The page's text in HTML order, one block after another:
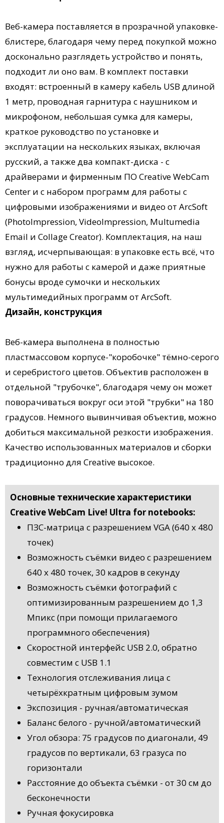
Веб-камера поставляется в прозрачной упаковке-
блистере, благодаря чему перед покупкой можно
досконально разглядеть устройство и понять,
подходит ли оно вам. В комплект поставки
входят: встроенный в камеру кабель USB длиной
1 метр, проводная гарнитура с наушником и
микрофоном, небольшая сумка для камеры,
краткое руководство по установке и
эксплуатации на нескольких языках, включая
русский, а также два компакт-диска - с
драйверами и фирменным ПО Creative WebCam
Center и с набором программ для работы с
цифровыми изображениями и видео от ArcSoft
(PhotoImpression, VideoImpression, Multumedia
Email и Collage Creator). Комплектация, на наш
взгляд, исчерпывающая: в упаковке есть всё, что
нужно для работы с камерой и даже приятные
бонусы вроде сумочки и нескольких
мультимедийных программ от ArcSoft.
Дизайн, конструкция
Веб-камера выполнена в полностью
пластмассовом корпусе-"коробочке" тёмно-серого
и серебристого цветов. Объектив расположен в
отдельной "трубочке", благодаря чему он может
поворачиваться вокруг оси этой "трубки" на 180
градусов. Немного вывинчивая объектив, можно
добиться максимальной резкости изображения.
Качество использованных материалов и сборки
традиционно для Creative высокое.
Основные технические характеристики
Creative WebCam Live! Ultra for notebooks:
ПЗС-матрица с разрешением VGA (640 х 480
точек)
Возможность съёмки видео с разрешением
640 х 480 точек, 30 кадров в секунду
Возможность съёмки фотографий с
оптимизированным разрешением до 1,3
Мпикс (при помощи прилагаемого
программного обеспечения)
Скоростной интерфейс USB 2.0, обратно
совместим с USB 1.1
Технология отслеживания лица с
четырёхкратным цифровым зумом
Экспозиция - ручная/автоматическая
Баланс белого - ручной/автоматический
Угол обзора: 75 градусов по диагонали, 49
градусов по вертикали, 63 гразуса по
горизонтали
Расстояние до объекта съёмки - от 30 см до
бесконечности
Ручная фокусировка